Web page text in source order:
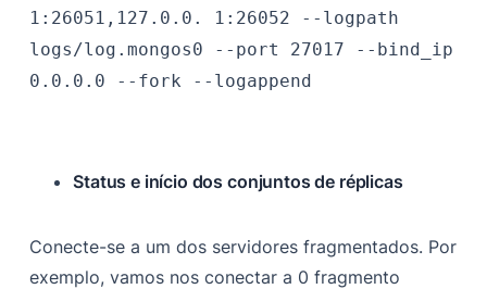
1:26051,127.0.0. 1:26052 --logpath
logs/log.mongos0 --port 27017 --bind_ip
0.0.0.0 --fork --logappend
Status e início dos conjuntos de réplicas
Conecte-se a um dos servidores fragmentados. Por
exemplo, vamos nos conectar a 0 fragmento